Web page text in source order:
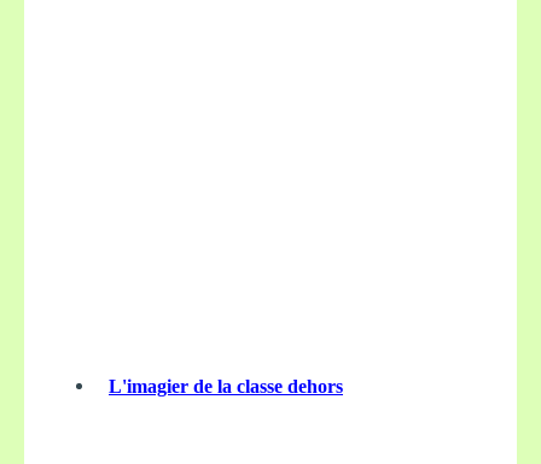
L'imagier de la classe dehors